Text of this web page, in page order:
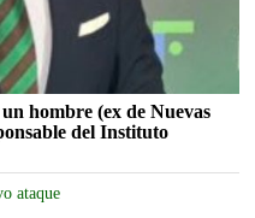
hombre (ex de Nuevas
del Instituto